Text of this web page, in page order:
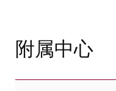
附属中心